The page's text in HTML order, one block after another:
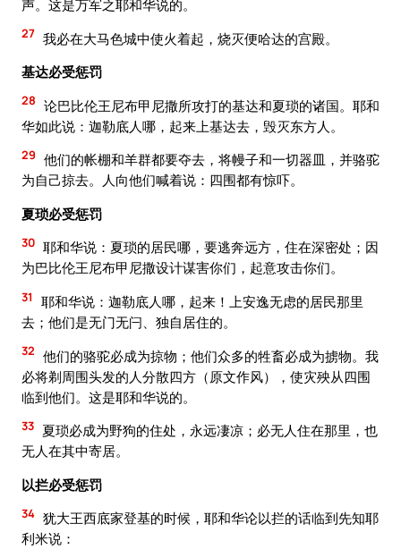
声。这是万军之耶和华说的。
27 我必在大马色城中使火着起，烧灭便哈达的宫殿。
基达必受惩罚
28 论巴比伦王尼布甲尼撒所攻打的基达和夏琐的诸国。耶和
华如此说：迦勒底人哪，起来上基达去，毁灭东方人。
29 他们的帐棚和羊群都要夺去，将幔子和一切器皿，并骆驼
为自己掠去。人向他们喊着说：四围都有惊吓。
夏琐必受惩罚
30 耶和华说：夏琐的居民哪，要逃奔远方，住在深密处；因
为巴比伦王尼布甲尼撒设计谋害你们，起意攻击你们。
31
耶和华说：迦勒底人哪，起来！上安逸无虑的居民那里
去；他们是无门无闩、独自居住的。
32 他们的骆驼必成为掠物；他们众多的牲畜必成为掳物。我
必将剃周围头发的人分散四方（原文作风），使灾殃从四围
临到他们。这是耶和华说的。
33 夏琐必成为野狗的住处，永远凄凉；必无人住在那里，也
无人在其中寄居。
以拦必受惩罚
34 犹大王西底家登基的时候，耶和华论以拦的话临到先知耶
利米说：